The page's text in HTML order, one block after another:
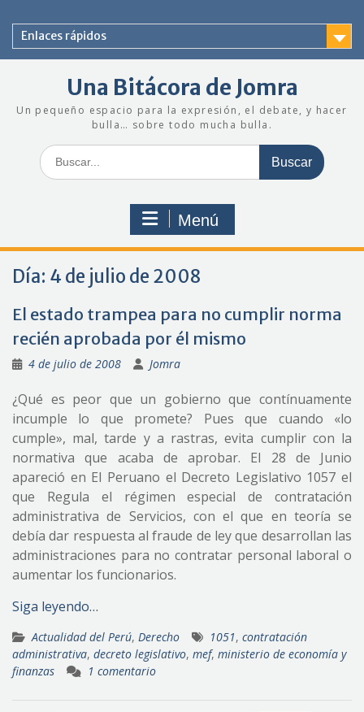
contenido
Enlaces rápidos
Una Bitácora de Jomra
Un pequeño espacio para la expresión, el debate, y hacer
bulla… sobre todo mucha bulla.
Buscar:
Menú
Día: 4 de julio de 2008
El estado trampea para no cumplir norma
recién aprobada por él mismo
4 de julio de 2008 Jomra
¿Qué es peor que un gobierno que contínuamente
incumple lo que promete? Pues que cuando «lo
cumple», mal, tarde y a rastras, evita cumplir con la
normativa que acaba de aprobar. El 28 de Junio
apareció en El Peruano el Decreto Legislativo 1057 el
que Regula el régimen especial de contratación
administrativa de Servicios, con el que en teoría se
debía dar respuesta al fraude de ley que desarrollan las
administraciones para no contratar personal laboral o
aumentar los funcionarios.
Siga leyendo…
Actualidad del Perú, Derecho 1051, contratación
administrativa, decreto legislativo, mef, ministerio de economía y
finanzas
1 comentario